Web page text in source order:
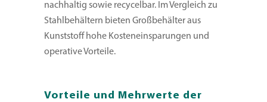
nachhaltig sowie recycelbar. Im Vergleich zu
Stahlbehältern bieten Großbehälter aus
Kunststoff hohe Kosteneinsparungen und
operative Vorteile.
Vorteile und Mehrwerte der